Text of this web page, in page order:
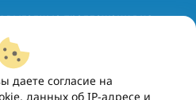
даете согласие на
данных об IP-адресе и
выгодные предложения на
Подписаться